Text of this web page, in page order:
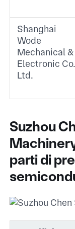
Shanghai
Wode
Mechanical &
Electronic
Ltd.
Suzhou
parti di